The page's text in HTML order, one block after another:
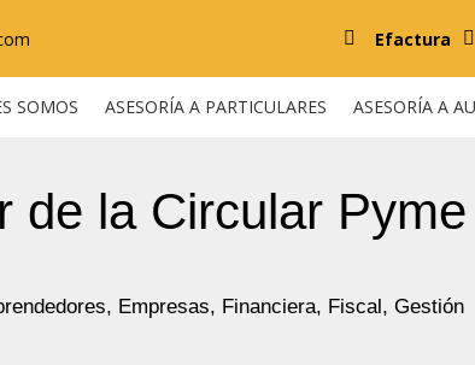
Efactura
SOMOS ASESORÍA A PARTICULARES ASESORÍA A
de la Circular Pyme
, Empresas, Financiera, Fiscal, Gestión